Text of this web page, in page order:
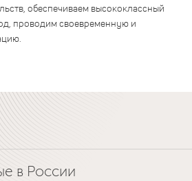
обеспечиваем высококлассный
проводим своевременную и
в России